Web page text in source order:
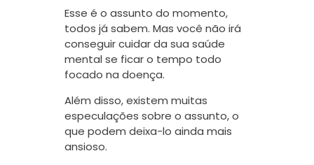
Esse é o assunto do momento,
todos já sabem. Mas você não irá
conseguir cuidar da sua saúde
mental se ficar o tempo todo
focado na doença.
Além disso, existem muitas
especulações sobre o assunto, o
que podem deixa-lo ainda mais
ansioso.